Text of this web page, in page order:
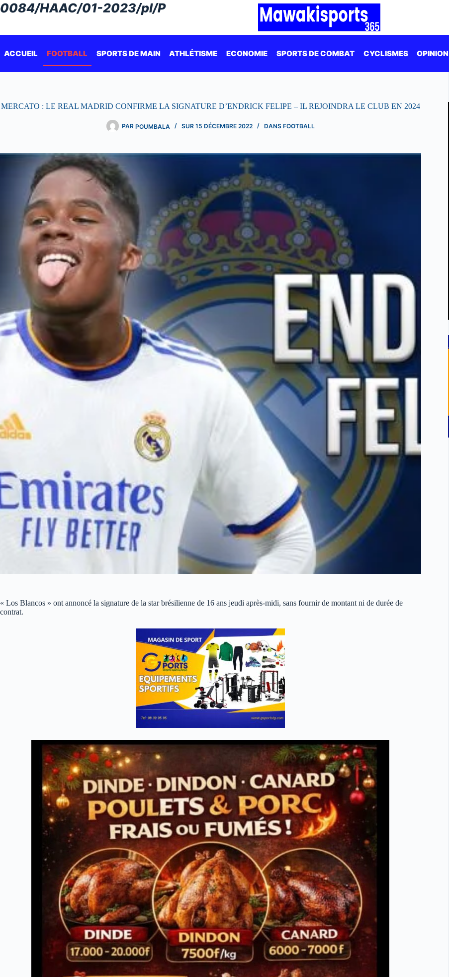
Passer
au
0084/HAAC/01-2023/pl/P
ACCUEIL FOOTBALL SPORTS DE MAIN ATHLÉTISME ECONOMIE SPORTS DE COMBAT CYCLISMES OPINION
MERCATO : LE REAL MADRID CONFIRME LA SIGNATURE D’ENDRICK FELIPE – IL REJOINDRA LE CLUB EN 2024
PAR POUMBALA SUR 15 DÉCEMBRE 2022 DANS FOOTBALL
« Los Blancos » ont annoncé la signature de la star brésilienne de 16 ans jeudi après-midi, sans fournir de montant ni de durée de
contrat.